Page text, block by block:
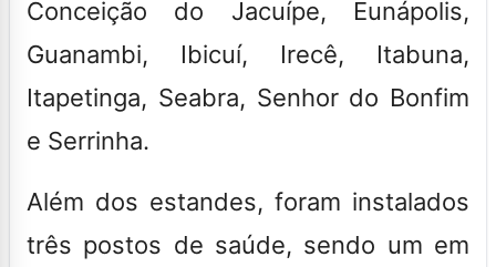
Conceição do Jacuípe, Eunápolis,
Guanambi, Ibicuí, Irecê, Itabuna,
Itapetinga, Seabra, Senhor do Bonfim
e Serrinha.
Além dos estandes, foram instalados
três postos de saúde, sendo um em